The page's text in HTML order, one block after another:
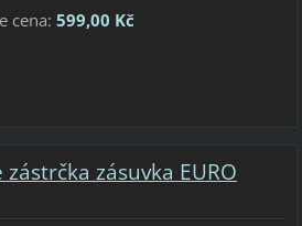
cena: 599,00 Kč
zásuvka EURO